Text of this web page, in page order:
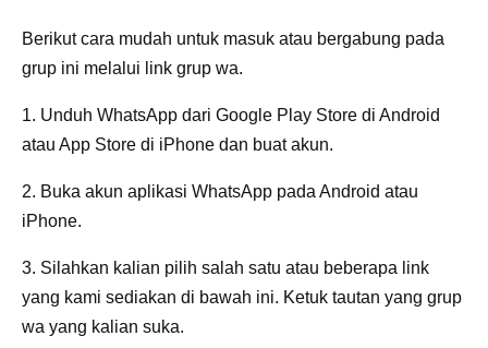
Berikut cara mudah untuk masuk atau bergabung pada
grup ini melalui link grup wa.
1. Unduh WhatsApp dari Google Play Store di Android
atau App Store di iPhone dan buat akun.
2. Buka akun aplikasi WhatsApp pada Android atau
iPhone.
3. Silahkan kalian pilih salah satu atau beberapa link
yang kami sediakan di bawah ini. Ketuk tautan yang grup
wa yang kalian suka.